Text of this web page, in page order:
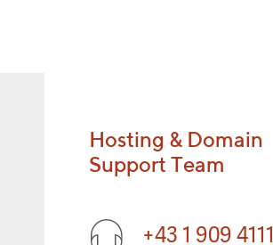
Hosting & Domain
Support Team
+43 1 909 4111